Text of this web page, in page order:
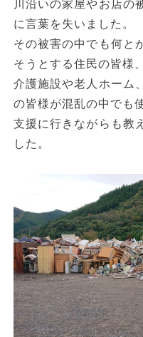
川沿いの家屋やお店の
に言葉を失いました。
その被害の中でも何と
そうとする住民の皆様、
介護施設や老人ホーム
の皆様が混乱の中でも
支援に行きながらも教
した。